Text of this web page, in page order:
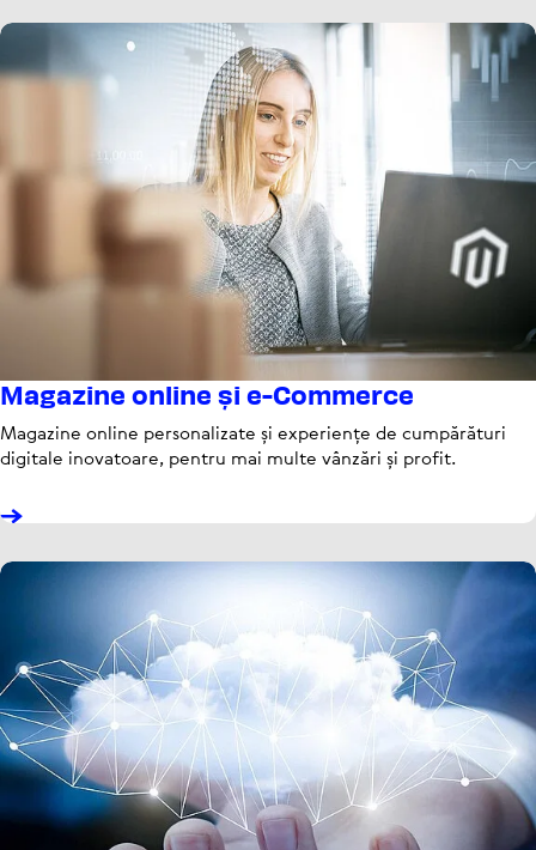
Magazine online și e-Commerce
Magazine online per­so­na­li­zate și expe­riențe de cum­pă­ră­turi
digitale ino­va­toare, pentru mai multe vânzări și profit.